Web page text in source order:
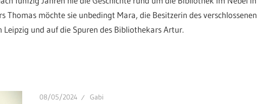
Thomas möchte sie unbedingt Mara, die Besitzerin des verschlossenen
Leipzig und auf die Spuren des Bibliothekars Artur.
08/05/2024 Gabi